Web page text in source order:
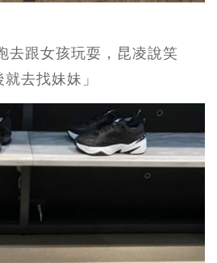
去跟女孩玩耍，昆凌說笑
去找妹妹」